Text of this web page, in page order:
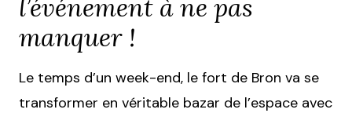
l’événement à ne pas
manquer !
Le temps d’un week-end, le fort de Bron va se
transformer en véritable bazar de l’espace avec